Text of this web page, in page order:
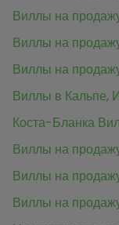
Виллы на
Виллы на
Виллы на
Виллы в Кальпе,
Коста-Бланка
Виллы на
Виллы на
Виллы на